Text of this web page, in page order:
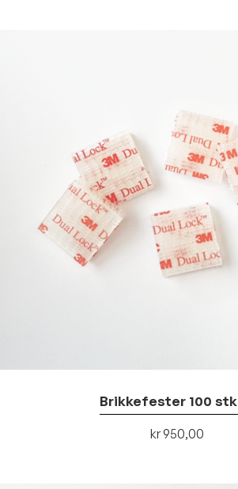
Kjøp
Brikkefester 100 stk
kr 950,00